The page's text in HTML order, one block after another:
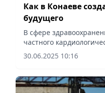
Как в Конаеве
будущего
В сфере
частного
современными
диагностическими
30.06.2025 10:16